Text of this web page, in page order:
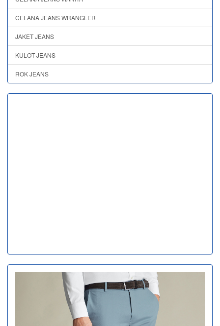
CELANA JEANS WRANGLER
JAKET JEANS
KULOT JEANS
ROK JEANS